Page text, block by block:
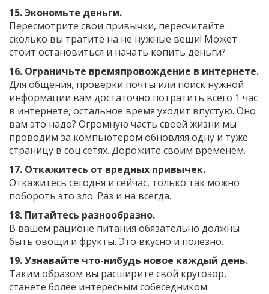
15. Экономьте деньги.
Пересмотрите свои привычки, пересчитайте
сколько вы тратите на не нужные вещи! Может
стоит остановиться и начать копить деньги?
16. Ограничьте времяпровождение в интернете.
Для общения, проверки почты или поиск нужной
информации вам достаточно потратить всего 1 час
в интернете, остальное время уходит впустую. Оно
вам это надо? Огромную часть своей жизни мы
проводим за компьютером обновляя одну и туже
страницу в соц.сетях. Дорожите своим временем.
17. Откажитесь от вредных привычек.
Откажитесь сегодня и сейчас, только так можно
побороть это зло. Раз и на всегда.
18. Питайтесь разнообразно.
В вашем рационе питания обязательно должны
быть овощи и фрукты. Это вкусно и полезно.
19. Узнавайте что-нибудь новое каждый день.
Таким образом вы расширите свой кругозор,
станете более интересным собеседником.